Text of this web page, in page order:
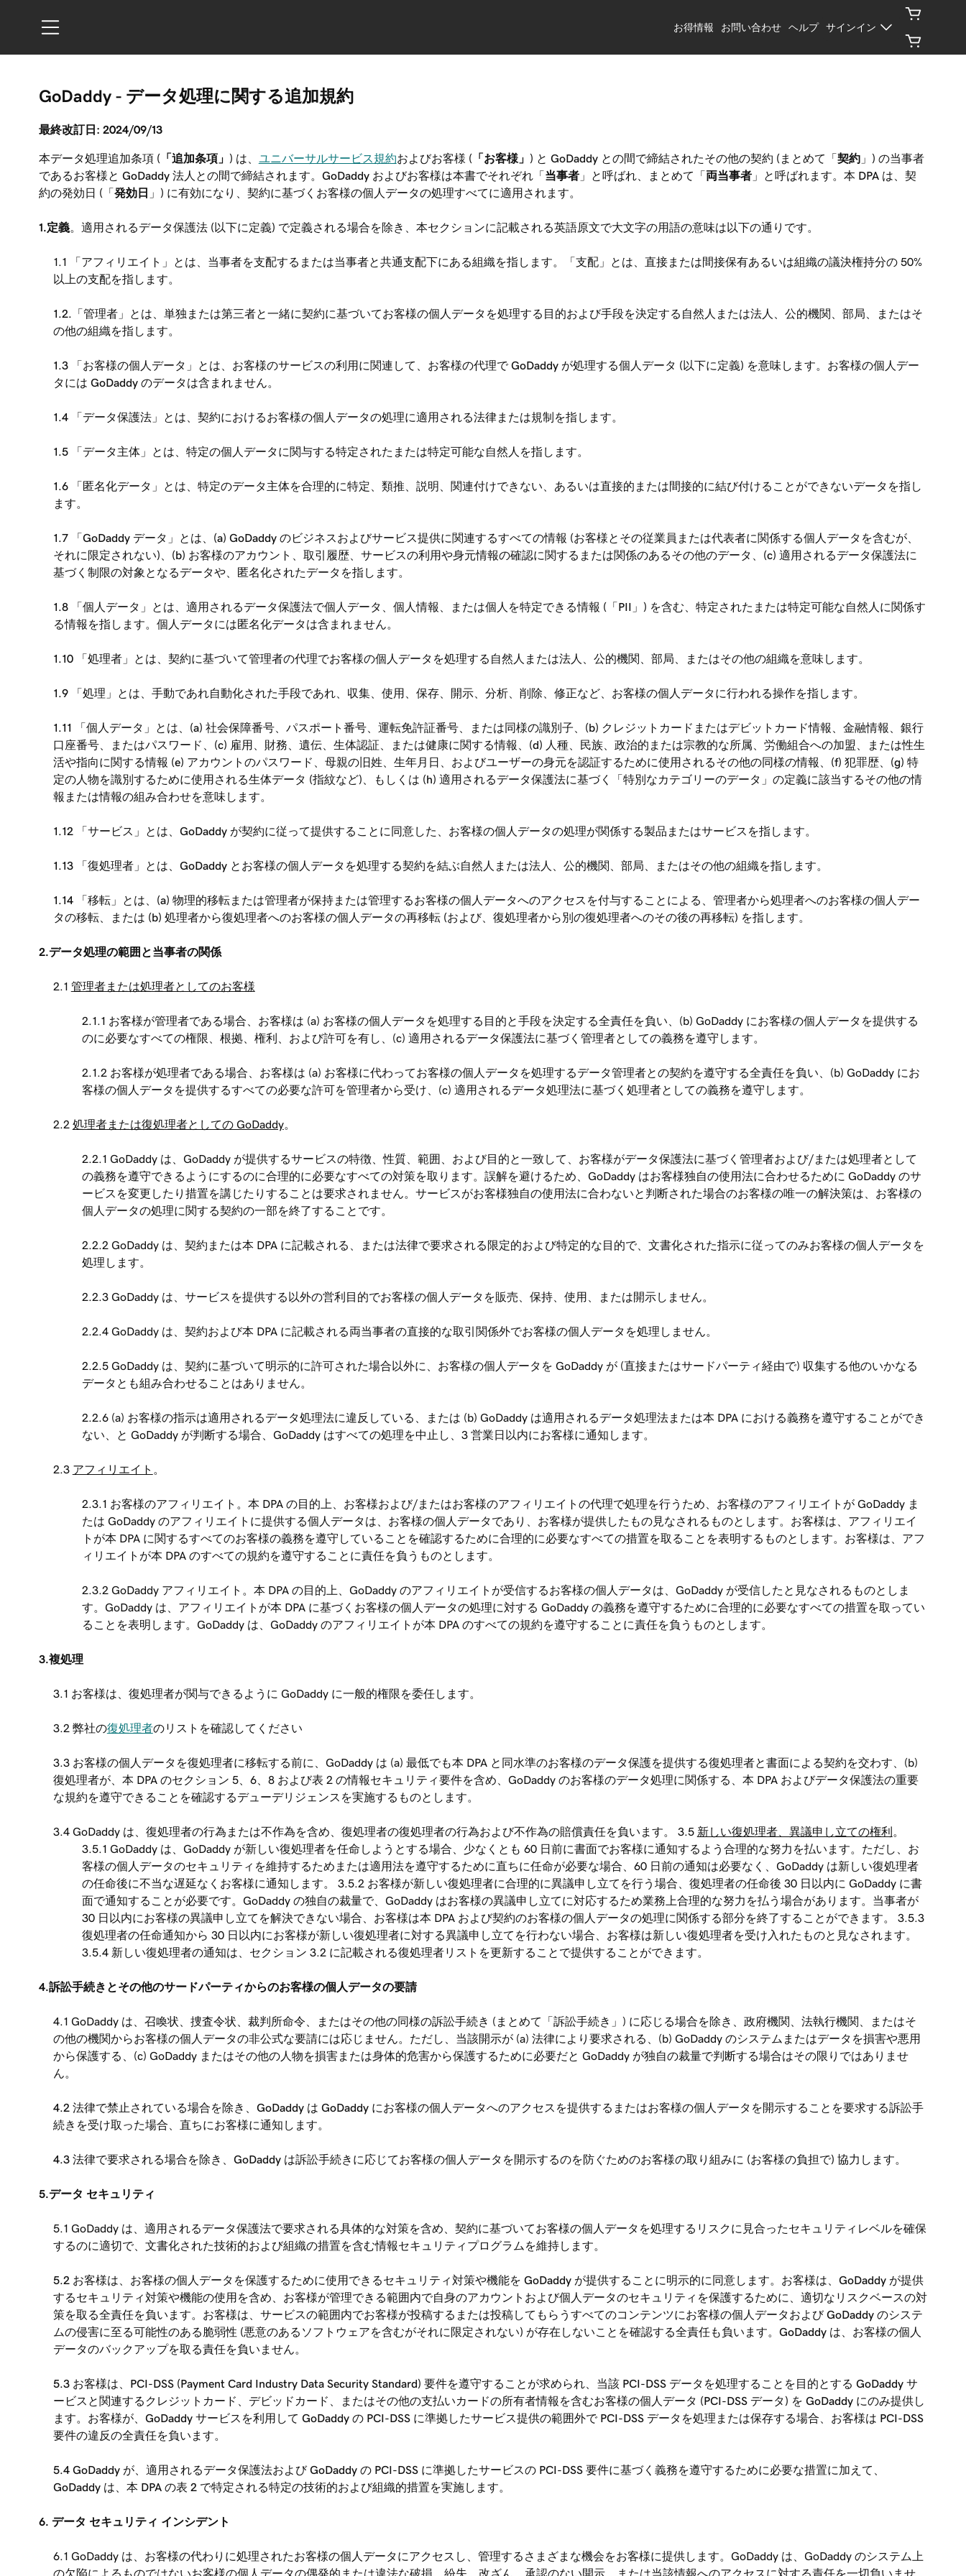
お得情報 お問い合わせ ヘルプ サインイン
GoDaddy - データ処理に関する追加規約
最終改訂日: 2024/09/13
本データ処理追加条項 (「追加条項」 ) は、 ユニバーサルサービス規約およびお客様 (「お客様」 ) と GoDaddy との間で締結されたその他の契約 (まとめて「 契約」) の当事者
であるお客様と GoDaddy 法人との間で締結されます。GoDaddy およびお客様は本書でそれぞれ「 当事者」と呼ばれ、まとめて「 両当事者」と呼ばれます。本 DPA は、契
約の発効日 (「 発効日 」) に有効になり、契約に基づくお客様の個人データの処理すべてに適用されます。
1.定義。適用されるデータ保護法 (以下に定義) で定義される場合を除き、本セクションに記載される英語原文で大文字の用語の意味は以下の通りです。
1.1 「アフィリエイト」とは、当事者を支配するまたは当事者と共通支配下にある組織を指します。「支配」とは、直接または間接保有あるいは組織の議決権持分の 50%
以上の支配を指します。
1.2.「管理者」とは、単独または第三者と一緒に契約に基づいてお客様の個人データを処理する目的および手段を決定する自然人または法人、公的機関、部局、またはそ
の他の組織を指します。
1.3 「お客様の個人データ」とは、お客様のサービスの利用に関連して、お客様の代理で GoDaddy が処理する個人データ (以下に定義) を意味します。お客様の個人デー
タには GoDaddy のデータは含まれません。
1.4 「データ保護法」とは、契約におけるお客様の個人データの処理に適用される法律または規制を指します。
1.5 「データ主体」とは、特定の個人データに関与する特定されたまたは特定可能な自然人を指します。
1.6 「匿名化データ」とは、特定のデータ主体を合理的に特定、類推、説明、関連付けできない、あるいは直接的または間接的に結び付けることができないデータを指し
ます。
1.7 「GoDaddy データ」とは、(a) GoDaddy のビジネスおよびサービス提供に関連するすべての情報 (お客様とその従業員または代表者に関係する個人データを含むが、
それに限定されない)、(b) お客様のアカウント、取引履歴、サービスの利用や身元情報の確認に関するまたは関係のあるその他のデータ、(c) 適用されるデータ保護法に
基づく制限の対象となるデータや、匿名化されたデータを指します。
1.8 「個人データ」とは、適用されるデータ保護法で個人データ、個人情報、または個人を特定できる情報 (「PII」) を含む、特定されたまたは特定可能な自然人に関係す
る情報を指します。個人データには匿名化データは含まれません。
1.10 「処理者」とは、契約に基づいて管理者の代理でお客様の個人データを処理する自然人または法人、公的機関、部局、またはその他の組織を意味します。
1.9 「処理」とは、手動であれ自動化された手段であれ、収集、使用、保存、開示、分析、削除、修正など、お客様の個人データに行われる操作を指します。
1.11 「個人データ」とは、(a) 社会保障番号、パスポート番号、運転免許証番号、または同様の識別子、(b) クレジットカードまたはデビットカード情報、金融情報、銀行
口座番号、またはパスワード、(c) 雇用、財務、遺伝、生体認証、または健康に関する情報、(d) 人種、民族、政治的または宗教的な所属、労働組合への加盟、または性生
活や指向に関する情報 (e) アカウントのパスワード、母親の旧姓、生年月日、およびユーザーの身元を認証するために使用されるその他の同様の情報、(f) 犯罪歴、(g) 特
定の人物を識別するために使用される生体データ (指紋など)、もしくは (h) 適用されるデータ保護法に基づく「特別なカテゴリーのデータ」の定義に該当するその他の情
報または情報の組み合わせを意味します。
1.12 「サービス」とは、GoDaddy が契約に従って提供することに同意した、お客様の個人データの処理が関係する製品またはサービスを指します。
1.13 「復処理者」とは、GoDaddy とお客様の個人データを処理する契約を結ぶ自然人または法人、公的機関、部局、またはその他の組織を指します。
1.14 「移転」とは、(a) 物理的移転または管理者が保持または管理するお客様の個人データへのアクセスを付与することによる、管理者から処理者へのお客様の個人デー
タの移転、または (b) 処理者から復処理者へのお客様の個人データの再移転 (および、復処理者から別の復処理者へのその後の再移転) を指します。
2.データ処理の範囲と当事者の関係
2.1 管理者または処理者としてのお客様
2.1.1 お客様が管理者である場合、お客様は (a) お客様の個人データを処理する目的と手段を決定する全責任を負い、(b) GoDaddy にお客様の個人データを提供する
のに必要なすべての権限、根拠、権利、および許可を有し、(c) 適用されるデータ保護法に基づく管理者としての義務を遵守します。
2.1.2 お客様が処理者である場合、お客様は (a) お客様に代わってお客様の個人データを処理するデータ管理者との契約を遵守する全責任を負い、(b) GoDaddy にお
客様の個人データを提供するすべての必要な許可を管理者から受け、(c) 適用されるデータ処理法に基づく処理者としての義務を遵守します。
2.2 処理者または復処理者としての GoDaddy。
2.2.1 GoDaddy は、GoDaddy が提供するサービスの特徴、性質、範囲、および目的と一致して、お客様がデータ保護法に基づく管理者および/または処理者として
の義務を遵守できるようにするのに合理的に必要なすべての対策を取ります。誤解を避けるため、GoDaddy はお客様独自の使用法に合わせるために GoDaddy のサ
ービスを変更したり措置を講じたりすることは要求されません。サービスがお客様独自の使用法に合わないと判断された場合のお客様の唯一の解決策は、お客様の
個人データの処理に関する契約の一部を終了することです。
2.2.2 GoDaddy は、契約または本 DPA に記載される、または法律で要求される限定的および特定的な目的で、文書化された指示に従ってのみお客様の個人データを
処理します。
2.2.3 GoDaddy は、サービスを提供する以外の営利目的でお客様の個人データを販売、保持、使用、または開示しません。
2.2.4 GoDaddy は、契約および本 DPA に記載される両当事者の直接的な取引関係外でお客様の個人データを処理しません。
2.2.5 GoDaddy は、契約に基づいて明示的に許可された場合以外に、お客様の個人データを GoDaddy が (直接またはサードパーティ経由で) 収集する他のいかなる
データとも組み合わせることはありません。
2.2.6 (a) お客様の指示は適用されるデータ処理法に違反している、または (b) GoDaddy は適用されるデータ処理法または本 DPA における義務を遵守することができ
ない、と GoDaddy が判断する場合、GoDaddy はすべての処理を中止し、3 営業日以内にお客様に通知します。
2.3 アフィリエイト
2.3.1 お客様のアフィリエイト。本 DPA の目的上、お客様および/またはお客様のアフィリエイトの代理で処理を行うため、お客様のアフィリエイトが GoDaddy ま
たは GoDaddy のアフィリエイトに提供する個人データは、お客様の個人データであり、お客様が提供したもの見なされるものとします。お客様は、アフィリエイ
トが本 DPA に関するすべてのお客様の義務を遵守していることを確認するために合理的に必要なすべての措置を取ることを表明するものとします。お客様は、アフ
ィリエイトが本 DPA のすべての規約を遵守することに責任を負うものとします。
2.3.2 GoDaddy アフィリエイト。本 DPA の目的上、GoDaddy のアフィリエイトが受信するお客様の個人データは、GoDaddy が受信したと見なされるものとしま
す。GoDaddy は、アフィリエイトが本 DPA に基づくお客様の個人データの処理に対する GoDaddy の義務を遵守するために合理的に必要なすべての措置を取ってい
ることを表明します。GoDaddy は、GoDaddy のアフィリエイトが本 DPA のすべての規約を遵守することに責任を負うものとします。
3.複処理
3.1 お客様は、復処理者が関与できるように GoDaddy に一般的権限を委任します。
3.2 弊社の復処理者のリストを確認してください
3.3 お客様の個人データを復処理者に移転する前に、GoDaddy は (a) 最低でも本 DPA と同水準のお客様のデータ保護を提供する復処理者と書面による契約を交わす、(b)
復処理者が、本 DPA のセクション 5、6、8 および表 2 の情報セキュリティ要件を含め、GoDaddy のお客様のデータ処理に関係する、本 DPA およびデータ保護法の重要
な規約を遵守できることを確認するデューデリジェンスを実施するものとします。
3.4 GoDaddy は、復処理者の行為または不作為を含め、復処理者の復処理者の行為および不作為の賠償責任を負います。 3.5 新しい復処理者、異議申し立ての権利
3.5.1 GoDaddy は、GoDaddy が新しい復処理者を任命しようとする場合、少なくとも 60 日前に書面でお客様に通知するよう合理的な努力を払います。ただし、お
客様の個人データのセキュリティを維持するためまたは適用法を遵守するために直ちに任命が必要な場合、60 日前の通知は必要なく、GoDaddy は新しい復処理者
の任命後に不当な遅延なくお客様に通知します。 3.5.2 お客様が新しい復処理者に合理的に異議申し立てを行う場合、復処理者の任命後 30 日以内に GoDaddy に書
面で通知することが必要です。GoDaddy の独自の裁量で、GoDaddy はお客様の異議申し立てに対応するため業務上合理的な努力を払う場合があります。当事者が
30 日以内にお客様の異議申し立てを解決できない場合、お客様は本 DPA および契約のお客様の個人データの処理に関係する部分を終了することができます。 3.5.3
復処理者の任命通知から 30 日以内にお客様が新しい復処理者に対する異議申し立てを行わない場合、お客様は新しい復処理者を受け入れたものと見なされます。
3.5.4 新しい復処理者の通知は、セクション 3.2 に記載される復処理者リストを更新することで提供することができます。
4.訴訟手続きとその他のサードパーティからのお客様の個人データの要請
4.1 GoDaddy は、召喚状、捜査令状、裁判所命令、またはその他の同様の訴訟手続き (まとめて「訴訟手続き」) に応じる場合を除き、政府機関、法執行機関、またはそ
の他の機関からお客様の個人データの非公式な要請には応じません。ただし、当該開示が (a) 法律により要求される、(b) GoDaddy のシステムまたはデータを損害や悪用
から保護する、(c) GoDaddy またはその他の人物を損害または身体的危害から保護するために必要だと GoDaddy が独自の裁量で判断する場合はその限りではありませ
ん。
4.2 法律で禁止されている場合を除き、GoDaddy は GoDaddy にお客様の個人データへのアクセスを提供するまたはお客様の個人データを開示することを要求する訴訟手
続きを受け取った場合、直ちにお客様に通知します。
4.3 法律で要求される場合を除き、GoDaddy は訴訟手続きに応じてお客様の個人データを開示するのを防ぐためのお客様の取り組みに (お客様の負担で) 協力します。
5.データ セキュリティ
5.1 GoDaddy は、適用されるデータ保護法で要求される具体的な対策を含め、契約に基づいてお客様の個人データを処理するリスクに見合ったセキュリティレベルを確保
するのに適切で、文書化された技術的および組織の措置を含む情報セキュリティプログラムを維持します。
5.2 お客様は、お客様の個人データを保護するために使用できるセキュリティ対策や機能を GoDaddy が提供することに明示的に同意します。お客様は、GoDaddy が提供
するセキュリティ対策や機能の使用を含め、お客様が管理できる範囲内で自身のアカウントおよび個人データのセキュリティを保護するために、適切なリスクベースの対
策を取る全責任を負います。お客様は、サービスの範囲内でお客様が投稿するまたは投稿してもらうすべてのコンテンツにお客様の個人データおよび GoDaddy のシステ
ムの侵害に至る可能性のある脆弱性 (悪意のあるソフトウェアを含むがそれに限定されない) が存在しないことを確認する全責任も負います。GoDaddy は、お客様の個人
データのバックアップを取る責任を負いません。
5.3 お客様は、PCI-DSS (Payment Card Industry Data Security Standard) 要件を遵守することが求められ、当該 PCI-DSS データを処理することを目的とする GoDaddy サ
ービスと関連するクレジットカード、デビッドカード、またはその他の支払いカードの所有者情報を含むお客様の個人データ (PCI-DSS データ) を GoDaddy にのみ提供し
ます。お客様が、GoDaddy サービスを利用して GoDaddy の PCI-DSS に準拠したサービス提供の範囲外で PCI-DSS データを処理または保存する場合、お客様は PCI-DSS
要件の違反の全責任を負います。
5.4 GoDaddy が、適用されるデータ保護法および GoDaddy の PCI-DSS に準拠したサービスの PCI-DSS 要件に基づく義務を遵守するために必要な措置に加えて、
GoDaddy は、本 DPA の表 2 で特定される特定の技術的および組織的措置を実施します。
6. データ セキュリティ インシデント
6.1 GoDaddy は、お客様の代わりに処理されたお客様の個人データにアクセスし、管理するさまざまな機会をお客様に提供します。GoDaddy は、GoDaddy のシステム上
の欠陥によるものではないお客様の個人データの偶発的または違法な破損、紛失、改ざん、承認のない開示、または当該情報へのアクセスに対する責任を一切負いませ